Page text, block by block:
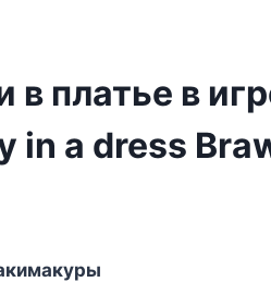
в платье в
in a dress